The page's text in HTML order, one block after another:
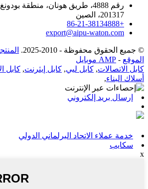
رقم 4888، طريق هونان، منطقة
201317، الصين
+86-21-38134888
export@aipu-waton.com
© جميع الحقوق محفوظة - 2010-2025.
الموقع - AMP موبايل
كابل الاتصالات, كابل ليي, كابل إيثرنت, كابل
أسلاك البناء,
إرسال بريد إلكتروني
خدمة عملاء الاتحاد البرلماني الدولي
سكايب
x